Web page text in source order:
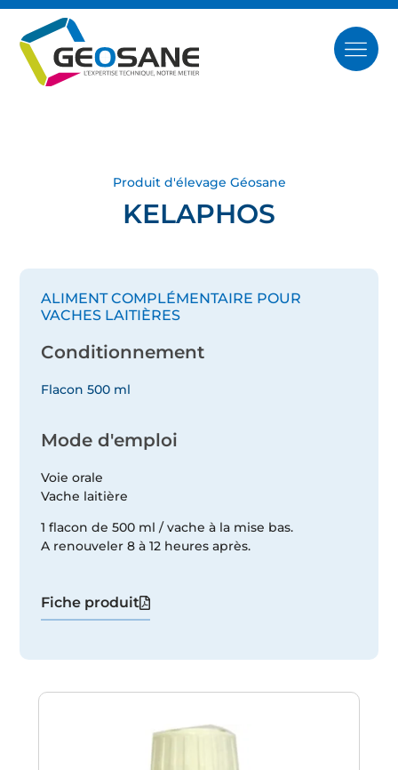
Produit d'élevage Géosane
KELAPHOS
ALIMENT COMPLÉMENTAIRE POUR
VACHES LAITIÈRES
Conditionnement
Flacon 500 ml
Mode d'emploi
Voie orale
Vache laitière
1 flacon de 500 ml / vache à la mise bas.
A renouveler 8 à 12 heures après.
Fiche produit